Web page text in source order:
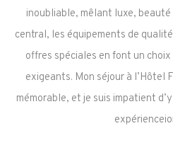
inoubliable, mêlant luxe,
central, les équipements de
offres spéciales en font un
exigeants. Mon séjour à l’Hôtel
mémorable, et je suis impatient